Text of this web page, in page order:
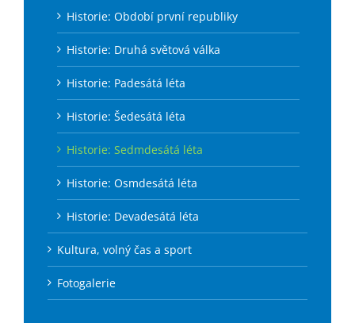
Historie: Období první republiky
Historie: Druhá světová válka
Historie: Padesátá léta
Historie: Šedesátá léta
Historie: Sedmdesátá léta
Historie: Osmdesátá léta
Historie: Devadesátá léta
Kultura, volný čas a sport
Fotogalerie